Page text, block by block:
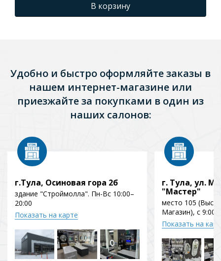
В корзину
Удобно и быстро оформляйте заказы в
нашем интернет-магазине или
приезжайте за покупками в один из
наших салонов:
г.Тула, Осиновая гора 2б
здание "Строймолла". Пн-Вс 10:00–
20:00
Показать на карте
г. Тула, ул.
"Мастер"
место 105
Магазин), с 9:00
Показать на